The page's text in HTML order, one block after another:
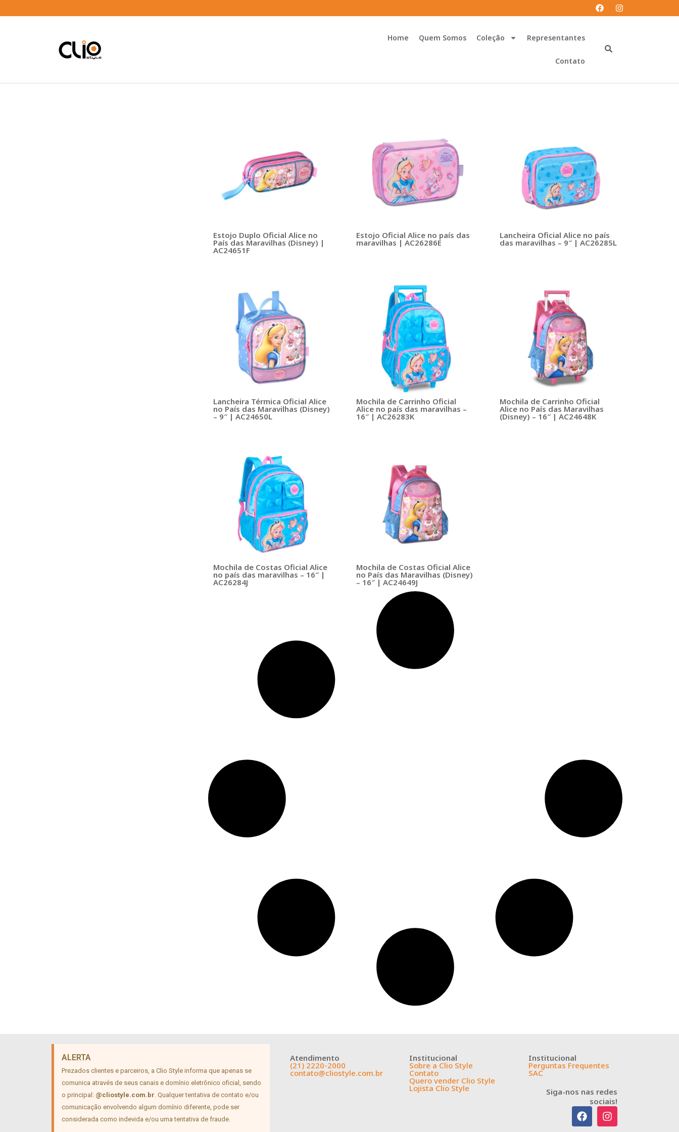
Home Quem Somos Coleção Representantes
Contato
Estojo Duplo Oficial Alice no
País das Maravilhas (Disney) |
AC24651F
Estojo Oficial Alice no país das
maravilhas | AC26286E
Lancheira Oficial Alice no país
das maravilhas – 9″ | AC26285L
Lancheira Térmica Oficial Alice
no País das Maravilhas (Disney)
– 9″ | AC24650L
Mochila de Carrinho Oficial
Alice no país das maravilhas –
16″ | AC26283K
Mochila de Carrinho Oficial
Alice no País das Maravilhas
(Disney) – 16″ | AC24648K
Mochila de Costas Oficial Alice
no país das maravilhas – 16″ |
AC26284J
Mochila de Costas Oficial Alice
no País das Maravilhas (Disney)
– 16″ | AC24649J
ALERTA
Prezados clientes e parceiros, a Clio Style informa que apenas se
comunica através de seus canais e domínio eletrônico oficial, sendo
o principal: @cliostyle.com.br . Qualquer tentativa de contato e/ou
comunicação envolvendo algum domínio diferente, pode ser
considerada como indevida e/ou uma tentativa de fraude.
Atendimento
(21) 2220-2000
contato@cliostyle.com.br
Institucional
Sobre a Clio Style
Contato
Quero vender Clio Style
Lojista Clio Style
Institucional
Perguntas Frequentes
SAC
Siga-nos nas redes
sociais!